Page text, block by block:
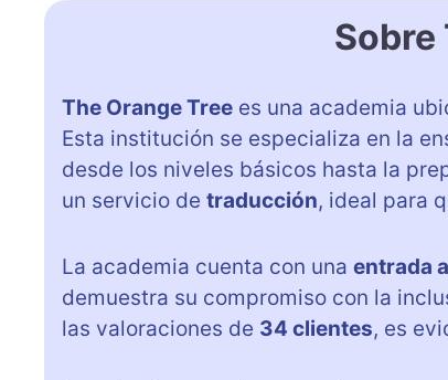
Sobre
The Orange Tree es una academia
Esta institución se especializa en la
desde los niveles básicos hasta la
un servicio de traducción, ideal para
La academia cuenta con una entrada
demuestra su compromiso con la
las valoraciones de 34 clientes, es